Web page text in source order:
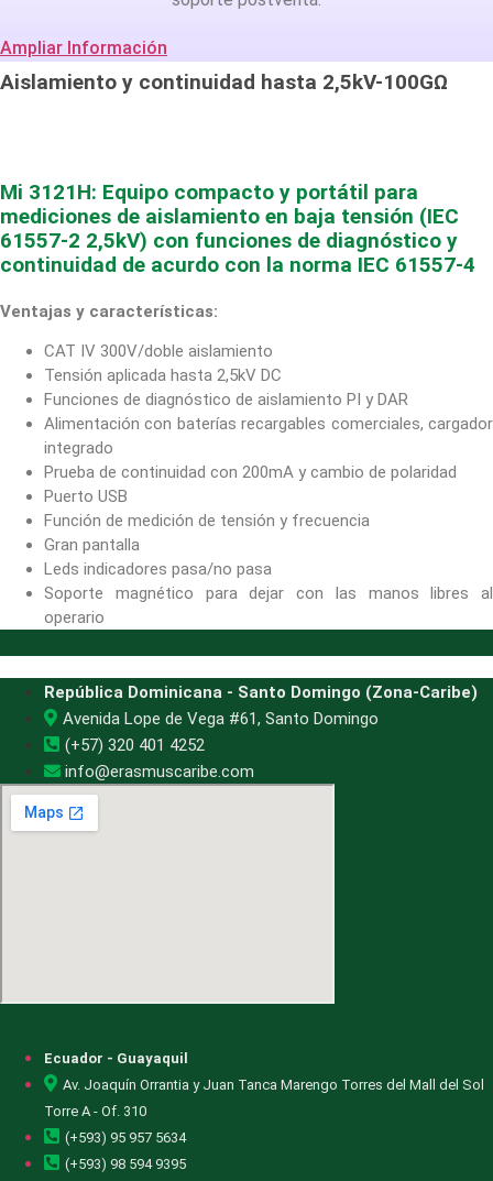
Ampliar Información
Aislamiento y continuidad hasta 2,5kV-100GΩ
Mi 3121H: Equipo compacto y portátil para
mediciones de aislamiento en baja tensión (IEC
61557-2 2,5kV) con funciones de diagnóstico y
continuidad de acurdo con la norma IEC 61557-4
Ventajas y características:
CAT IV 300V/doble aislamiento
Tensión aplicada hasta 2,5kV DC
Funciones de diagnóstico de aislamiento PI y DAR
Alimentación con baterías recargables comerciales, cargador
integrado
Prueba de continuidad con 200mA y cambio de polaridad
Puerto USB
Función de medición de tensión y frecuencia
Gran pantalla
Leds indicadores pasa/no pasa
Soporte magnético para dejar con las manos libres al
operario
República Dominicana - Santo Domingo (Zona-Caribe)
Avenida Lope de Vega #61, Santo Domingo
(+57) 320 401 4252
info@erasmuscaribe.com
Ecuador - Guayaquil
Av. Joaquín Orrantia y Juan Tanca Marengo Torres del Mall del Sol
Torre A - Of. 310
(+593) 95 957 5634
(+593) 98 594 9395